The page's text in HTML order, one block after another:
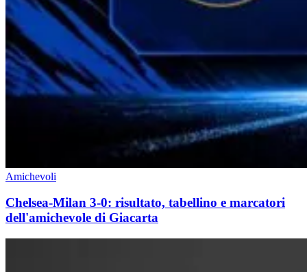
Amichevoli
Chelsea-Milan 3-0: risultato, tabellino e marcatori
dell'amichevole di Giacarta